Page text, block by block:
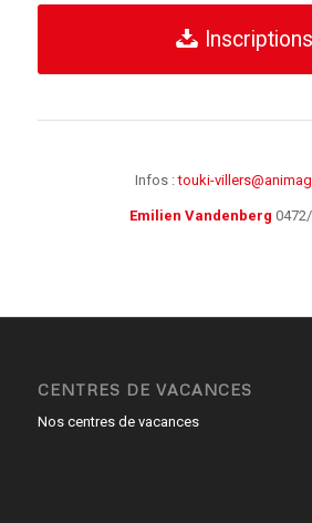
Inscriptions
Infos :touki-
Emilien Vandenberg
CENTRES DE VACANCES
Nos centres de vacances